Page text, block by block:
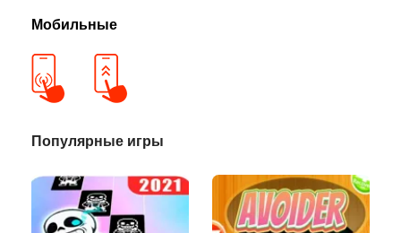
Мобильные
Популярные игры